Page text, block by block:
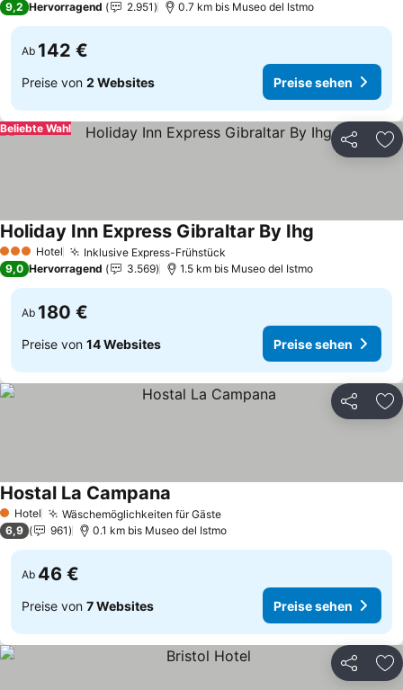
9,2 Hervorragend 2.951 0.7 km bis Museo del Istmo
Ab 142 €
Preise von 2 Websites Preise sehen
Teilen
Beliebte Wahl
3 SterneHotel Inklusive Express-Frühstück
Holiday Inn Express Gibraltar By Ihg
9,0 Hervorragend 3.569 1.5 km bis Museo del Istmo
Ab 180 €
Preise von 14 Websites Preise sehen
Teilen
1 Sterne
Hotel Wäschemöglichkeiten für GästePreise sehen
Hostal La Campana
6,9 961 0.1 km bis Museo del Istmo
Ab 46 €
Preise von 7 Websites Preise sehen
Teilen